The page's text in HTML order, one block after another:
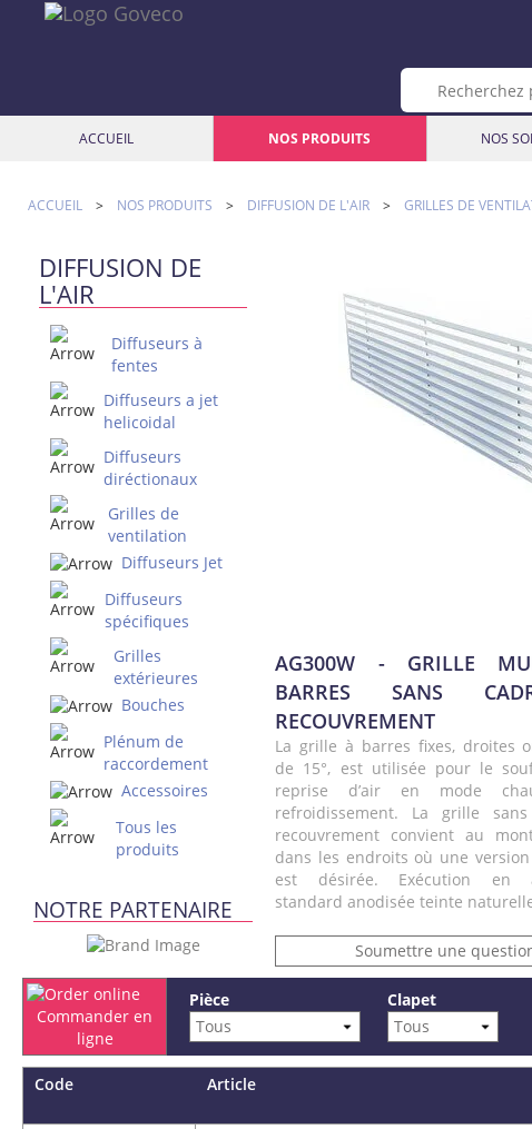
ACCUEIL NOS PRODUITS NOS
ACCUEIL > NOS PRODUITS > DIFFUSION DE L'AIR > GRILLES DE
DIFFUSION DE
L'AIR
Diffuseurs à
fentes
Diffuseurs a jet
helicoidal
Diffuseurs
diréctionaux
Grilles de
ventilation
Diffuseurs Jet
Diffuseurs
spécifiques
Grilles
extérieures
Bouches
Plénum de
raccordement
Accessoires
Tous les
produits
NOTRE PARTENAIRE
AG300W - GRILLE
BARRES SANS
RECOUVREMENT
La grille à barres fixes, droites
de 15°, est utilisée pour le
reprise d’air en mode
refroidissement. La grille
recouvrement convient au
dans les endroits où une
est désirée. Exécution en
standard anodisée teinte
Soumettre une
Commander en
ligne
Pièce Clapet
Code Article